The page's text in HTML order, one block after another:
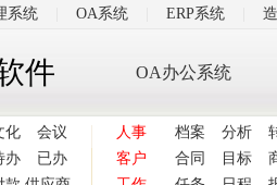
系统 OA系统 ERP系统
件 OA办公系统
化
会议
办
已办
人事 档案 分析
客户
合同 目标